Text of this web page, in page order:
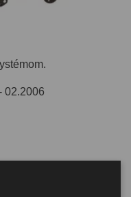
02.2006